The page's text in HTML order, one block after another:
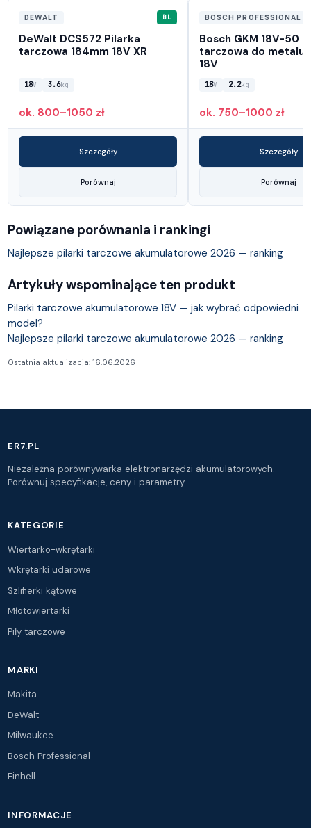
DEWALT BL
DeWalt DCS572 Pilarka
tarczowa 184mm 18V XR
18V 3.6kg
ok. 800–1050 zł
Szczegóły
Porównaj
BOSCH PROFESSIONAL
Bosch GKM 18V-50
tarczowa do metalu
18V
18V 2.2kg
ok. 750–1000 zł
Szczegóły
Porównaj
Powiązane porównania i rankingi
Najlepsze pilarki tarczowe akumulatorowe 2026 — ranking
Artykuły wspominające ten produkt
Pilarki tarczowe akumulatorowe 18V — jak wybrać odpowiedni
model?
Najlepsze pilarki tarczowe akumulatorowe 2026 — ranking
Ostatnia aktualizacja: 16.06.2026
ER7.PL
Niezależna porównywarka elektronarzędzi akumulatorowych.
Porównuj specyfikacje, ceny i parametry.
KATEGORIE
Wiertarko-wkrętarki
Wkrętarki udarowe
Szlifierki kątowe
Młotowiertarki
Piły tarczowe
MARKI
Makita
DeWalt
Milwaukee
Bosch Professional
Einhell
INFORMACJE